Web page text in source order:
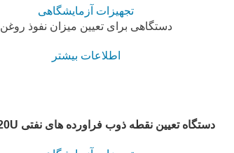
تجهیزات آزمایشگاهی
دستگاهی برای تعیین میزان نفوذ روغن
اطلاعات بیشتر
دستگاه تعیین نقطه ذوب فراورده های نفتی Kaplya-20U